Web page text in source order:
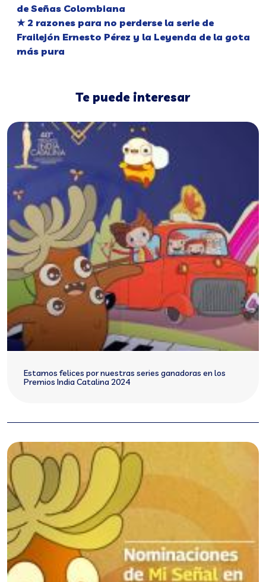
de Señas Colombiana
★ 2 razones para no perderse la serie de
Frailejón Ernesto Pérez y la Leyenda de la gota
más pura
Te puede interesar
Estamos felices por nuestras series ganadoras en los
Premios India Catalina 2024